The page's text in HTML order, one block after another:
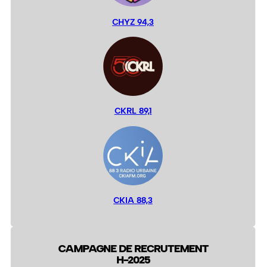
CHYZ 94,3
CKRL 89,1
CKIA 88,3
CAMPAGNE DE RECRUTEMENT
H-2025